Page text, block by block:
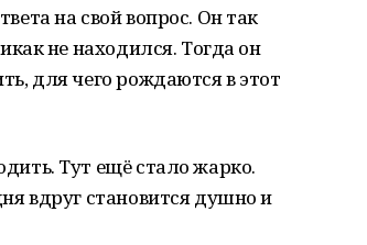
на свой вопрос. Он так
не находился. Тогда он
для чего рождаются в этот
Тут ещё стало жарко.
вдруг становится душно и